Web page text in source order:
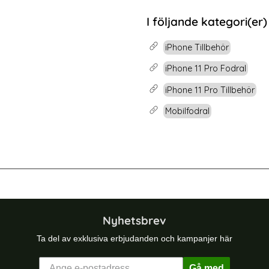
I följande kategori(er)
iPhone Tillbehör
iPhone 11 Pro Fodral
iPhone 11 Pro Tillbehör
Mobilfodral
- Lila (Lila)iPhone 12 Pro Max - Plånboksfodral
Nyhetsbrev
Ta del av exklusiva erbjudanden och kampanjer här